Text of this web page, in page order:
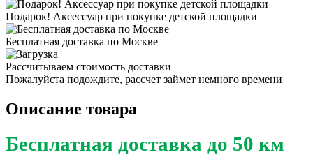
Подарок! Аксессуар при покупке детской площадки
Бесплатная доставка по Москве
Рассчитываем стоимость доставки
Пожалуйста подождите, рассчет займет немного времени
Описание товара
Бесплатная доставка до 50 км